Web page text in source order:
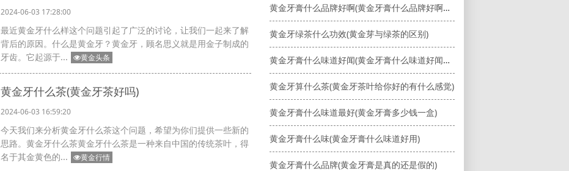
2024-06-03 17:28:00
最近黄金牙什么样这个问题引起了广泛的讨论，让我们一起来了解
背后的原因。什么是黄金牙？黄金牙，顾名思义就是用金子制成的
牙齿。它起源于...
黄金头条
黄金牙什么茶(黄金牙茶好吗)
2024-06-03 16:59:20
今天我们来分析黄金牙什么茶这个问题，希望为你们提供一些新的
思路。黄金牙什么茶黄金牙什么茶是一种来自中国的传统茶叶，得
名于其金黄色的...
黄金行情
黄金牙膏什么品牌好啊(黄金牙膏什么品牌好啊知乎)
黄金牙绿茶什么功效(黄金芽与绿茶的区别)
黄金牙膏什么味道好闻(黄金牙膏什么味道好闻又持久)
黄金牙算什么茶(黄金牙茶叶给你好的有什么感觉)
黄金牙膏什么味道最好(黄金牙膏多少钱一盒)
黄金牙膏什么味(黄金牙膏什么味道好用)
黄金牙膏什么品牌(黄金牙膏是真的还是假的)